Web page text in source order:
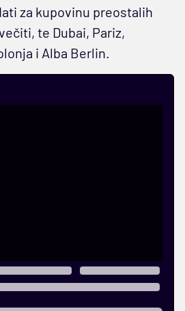
za kupovinu preostalih
te Dubai, Pariz,
i Alba Berlin.